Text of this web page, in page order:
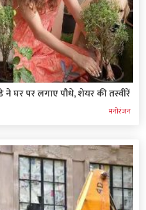
घर पर लगाए पौधे, शेयर की तस्वीरें
मनोरंजन